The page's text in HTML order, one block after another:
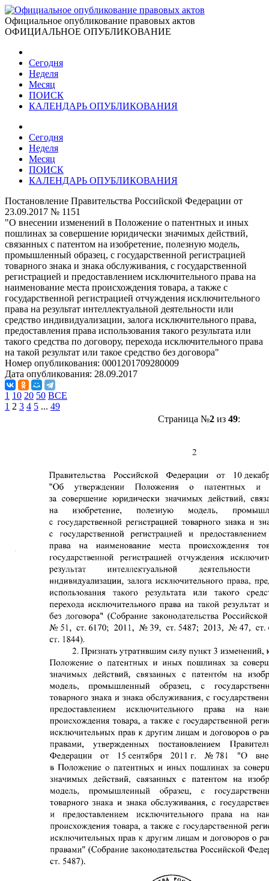
Официальное опубликование правовых актов
ОФИЦИАЛЬНОЕ ОПУБЛИКОВАНИЕ
Сегодня
Неделя
Месяц
ПОИСК
КАЛЕНДАРЬ ОПУБЛИКОВАНИЯ
Сегодня
Неделя
Месяц
ПОИСК
КАЛЕНДАРЬ ОПУБЛИКОВАНИЯ
Постановление Правительства Российской Федерации от
23.09.2017 № 1151
"О внесении изменений в Положение о патентных и иных
пошлинах за совершение юридически значимых действий,
связанных с патентом на изобретение, полезную модель,
промышленный образец, с государственной регистрацией
товарного знака и знака обслуживания, с государственной
регистрацией и предоставлением исключительного права на
наименование места происхождения товара, а также с
государственной регистрацией отчуждения исключительного
права на результат интеллектуальной деятельности или
средство индивидуализации, залога исключительного права,
предоставления права использования такого результата или
такого средства по договору, перехода исключительного права
на такой результат или такое средство без договора"
Номер опубликования: 0001201709280009
Дата опубликования: 28.09.2017
1 10 20 50 ВСЕ
1 2 3 4 5 ... 49
Страница №2из 49: